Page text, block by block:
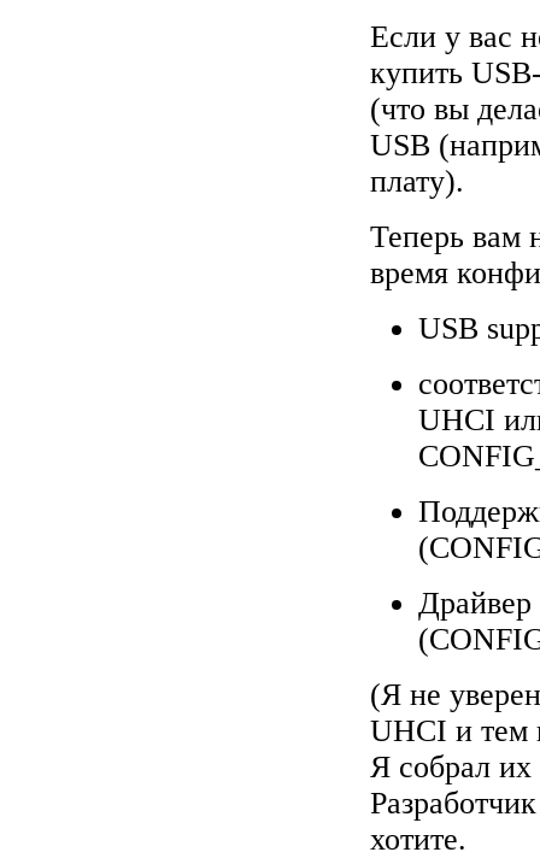
Если у вас
купить
(что вы
USB
плату).
Теперь вам
время
USB
UHCI
(Я не
UHCI и тем
Я собрал
хотите.